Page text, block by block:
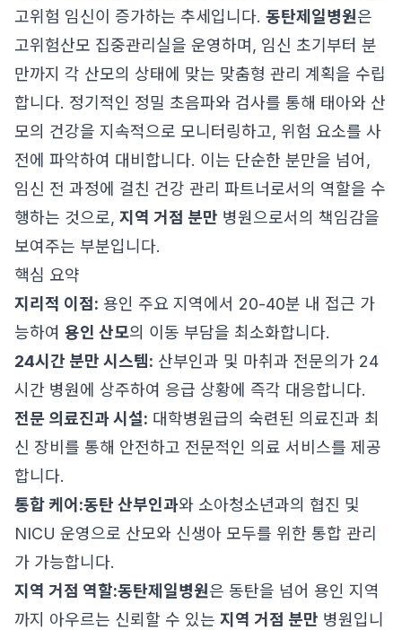
고위험 임신이 증가하는 추세입니다. 동탄제일병원은
고위험산모 집중관리실을 운영하며, 임신 초기부터 분
만까지 각 산모의 상태에 맞는 맞춤형 관리 계획을 수립
합니다. 정기적인 정밀 초음파와 검사를 통해 태아와 산
모의 건강을 지속적으로 모니터링하고, 위험 요소를 사
전에 파악하여 대비합니다. 이는 단순한 분만을 넘어,
임신 전 과정에 걸친 건강 관리 파트너로서의 역할을 수
행하는 것으로, 지역 거점 분만 병원으로서의 책임감을
보여주는 부분입니다.
핵심 요약
지리적 이점: 용인 주요 지역에서 20-40분 내 접근 가
능하여 용인 산모의 이동 부담을 최소화합니다.
24시간 분만 시스템: 산부인과 및 마취과 전문의가 24
시간 병원에 상주하여 응급 상황에 즉각 대응합니다.
전문 의료진과 시설: 대학병원급의 숙련된 의료진과 최
신 장비를 통해 안전하고 전문적인 의료 서비스를 제공
합니다.
통합 케어:동탄 산부인과와 소아청소년과의 협진 및
NICU 운영으로 산모와 신생아 모두를 위한 통합 관리
가 가능합니다.
지역 거점 역할:동탄제일병원은 동탄을 넘어 용인 지역
까지 아우르는 신뢰할 수 있는 지역 거점 분만 병원입니